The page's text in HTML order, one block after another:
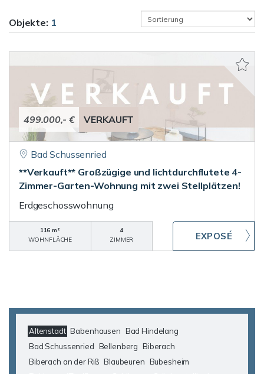
Objekte: 1
499.000,- € VERKAUFT
Bad Schussenried
**Verkauft** Großzügige und lichtdurchflutete 4-
Zimmer-Garten-Wohnung mit zwei Stellplätzen!
Erdgeschosswohnung
116 m²
WOHNFLÄCHE
4
ZIMMER
Altenstadt Babenhausen Bad Hindelang
Bad Schussenried Bellenberg Biberach
Biberach an der Riß Blaubeuren Bubesheim